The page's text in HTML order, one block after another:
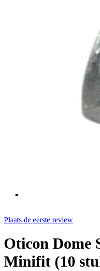
Plaats de eerste review
Oticon Dome
Minifit (10